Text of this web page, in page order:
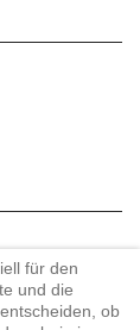
für den
und die
ob